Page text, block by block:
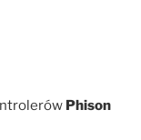
Phison